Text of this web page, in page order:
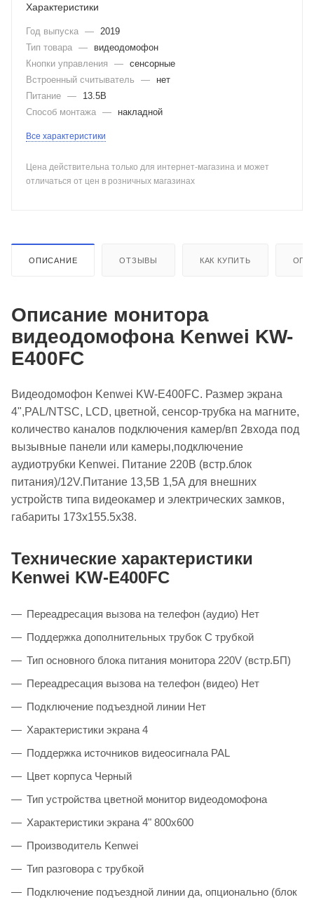
Характеристики
Год выпуска —
2019
Тип товара —
видеодомофон
Кнопки управления
— сенсорные
Встроенный считыватель
—
нет
Питание —
13.5В
Способ монтажа — накладной
Все характеристики
Цена действительна только для интернет-магазина и может
отличаться от цен в розничных магазинах
ОПИСАНИЕ ОТЗЫВЫ КАК КУПИТЬ
Описание монитора
видеодомофона Kenwei KW-
E400FC
Видеодомофон Kenwei KW-E400FC. Размер экрана
4",PAL/NTSC, LCD, цветной, сенсор-трубка на магните,
количество каналов подключения камер/вп 2входа под
вызывные панели или камеры,подключение
аудиотрубки Kenwei. П итание 220В (встр.блок
питания)/12V.Питание 13,5В 1,5А для внешних
устройств типа видеокамер и электрических замков,
габариты 173х155.5х38.
Технические характеристики
Kenwei KW-E400FC
Переадресация вызова на телефон (аудио) Нет
Поддержка дополнительных трубок С трубкой
Тип основного блока питания монитора 220V (встр.БП)
Переадресация вызова на телефон (видео) Нет
Подключение подъездной линии Нет
Характеристики экрана 4
Поддержка источников видеосигнала PAL
Цвет корпуса Черный
Тип устройства цветной монитор видеодомофона
Характеристики экрана 4" 800х600
Производитель Kenwei
Тип разговора с трубкой
Подключение подъездной линии да, опционально (блок